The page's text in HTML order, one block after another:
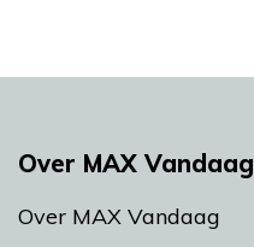
Over MAX Vandaag
Over MAX Vandaag